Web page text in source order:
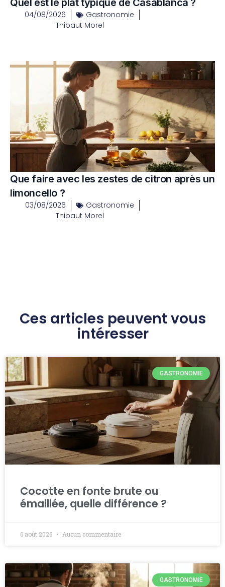
Quel est le plat typique de Casablanca ?
04/08/2026
Gastronomie
Thibaut Morel
Que faire avec les zestes de citron après un
limoncello ?
03/08/2026
Gastronomie
Thibaut Morel
Ces articles peuvent vous
intéresser
GASTRONOMIE
Cocotte en fonte brute ou
émaillée, quelle différence ?
6 août 2026 Aucun commentaire
GASTRONOMIE